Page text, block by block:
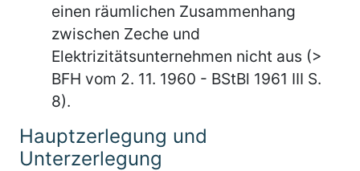
einen räumlichen Zusammenhang
zwischen Zeche und
Elektrizitätsunternehmen nicht aus (>
BFH vom 2. 11. 1960 - BStBl 1961 III S.
8).
Hauptzerlegung und
Unterzerlegung